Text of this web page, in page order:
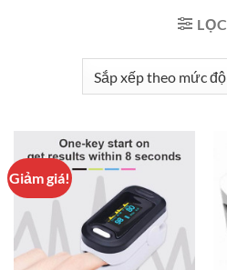
LỌC
Giảm giá!